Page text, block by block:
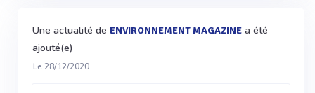
Une actualité de ENVIRONNEMENT MAGAZINE a été
ajouté(e)
Le 28/12/2020